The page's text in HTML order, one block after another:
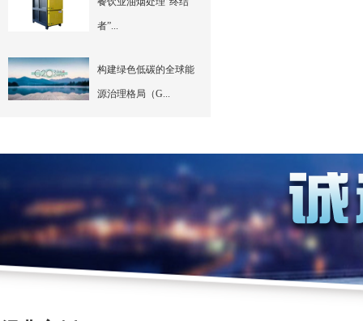
者”...
构建绿色低碳的全球能
源治理格局（G...